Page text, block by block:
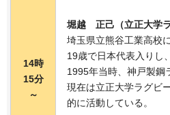
14時
15分
～
堀越 正己（立正大学
埼玉県立熊谷工業高校
19歳で日本代表入りし
1995年当時、神戸製鋼
現在は立正大学ラグビ
的に活動している。